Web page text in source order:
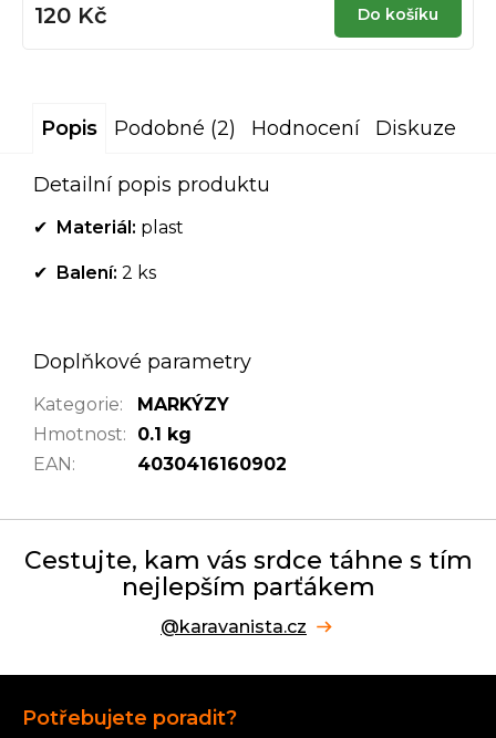
120 Kč Do košíku
Popis Podobné (2) Hodnocení Diskuze
Detailní popis produktu
✔ Materiál: plast
✔ Balení: 2 ks
Doplňkové parametry
Kategorie:
MARKÝZY
Hmotnost:
0.1 kg
EAN: 4030416160902
Cestujte, kam vás srdce táhne s tím
nejlepším parťákem
@karavanista.cz
Potřebujete poradit?